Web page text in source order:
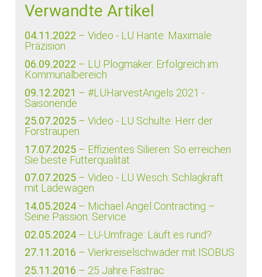
Verwandte Artikel
04.11.2022 – Video - LU Hante: Maximale
Präzision
06.09.2022 – LU Plogmaker: Erfolgreich im
Kommunalbereich
09.12.2021 – #LUHarvestAngels 2021 -
Saisonende
25.07.2025 – Video - LU Schulte: Herr der
Forstraupen
17.07.2025 – Effizientes Silieren: So erreichen
Sie beste Futterqualität
07.07.2025 – Video - LU Wesch: Schlagkraft
mit Ladewagen
14.05.2024 – Michael Angel Contracting –
Seine Passion: Service
02.05.2024 – LU-Umfrage: Läuft es rund?
27.11.2016 – Vierkreiselschwader mit ISOBUS
25.11.2016 – 25 Jahre Fastrac